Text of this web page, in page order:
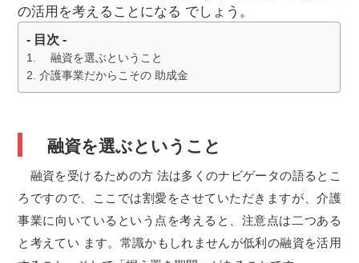
の活用を考えることになる でしょう。
- 目次 -
融資を選ぶということ
介護事業だからこその 助成金
融資を選ぶということ
融資を受けるための方 法は多くのナビゲータの語るとこ
ろですので、ここでは割愛をさせていただきますが、介護
事業に向いているという点を考えると、注意点は二つある
と考えてい ます。常識かもしれませんが低利の融資を活用